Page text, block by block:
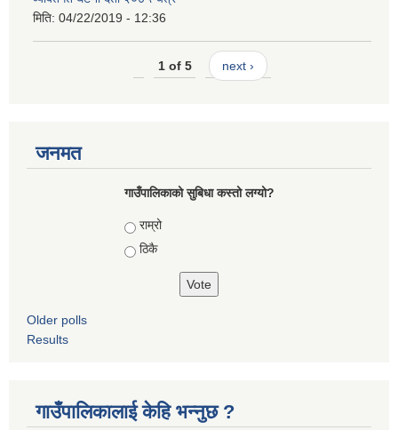
मिति: 04/22/2019 - 12:36
1 of 5 next ›
जनमत
गाउँपालिकाको सुबिधा कस्तो लग्यो?
Choices
राम्रो
ठिकै
Older polls
Results
गाउँपालिकालाई केहि भन्नुछ ?